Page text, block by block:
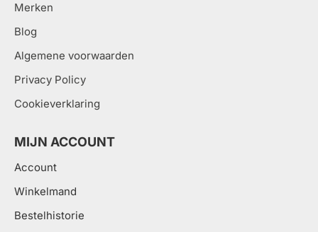
Merken
Blog
Algemene voorwaarden
Privacy Policy
Cookieverklaring
MIJN ACCOUNT
Account
Winkelmand
Bestelhistorie